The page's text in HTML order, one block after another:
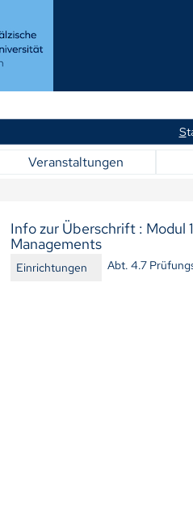
S
Veranstaltungen
Info zur Überschrift : Modul
Managements
Einrichtungen Abt. 4.7